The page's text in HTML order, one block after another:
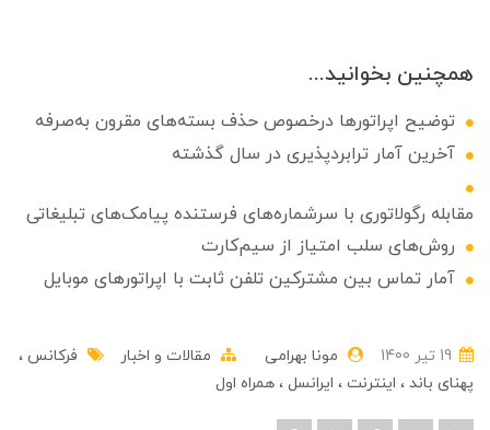
همچنین بخوانید...
توضیح اپراتورها درخصوص حذف بسته‌های مقرون به‌صرفه
آخرین آمار ترابردپذیری در سال گذشته
مقابله رگولاتوری با سرشماره‌های فرستنده پیامک‌های تبلیغاتی
روش‌های سلب امتیاز از سیم‌کارت
آمار تماس بین مشترکین تلفن ثابت با اپراتورهای موبایل
مونا بهرامی مقالات و اخبار
فرکانس
پهنای باند
اینترنت ایرانسل همراه اول